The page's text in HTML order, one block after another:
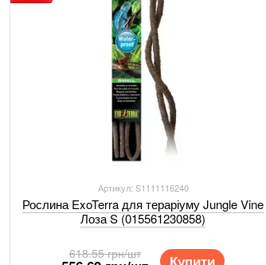
Артикул: S1111116240
Рослина ExoTerra для тераріуму Jungle Vine
Лоза S (015561230858)
618.55 грн/шт Купити